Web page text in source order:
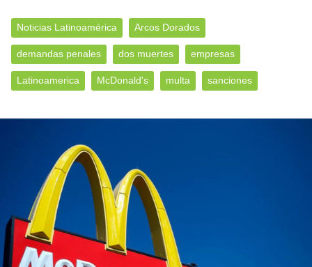
Noticias Latinoamérica Arcos Dorados
demandas penales dos muertes empresas
Latinoamerica McDonald's multa sanciones